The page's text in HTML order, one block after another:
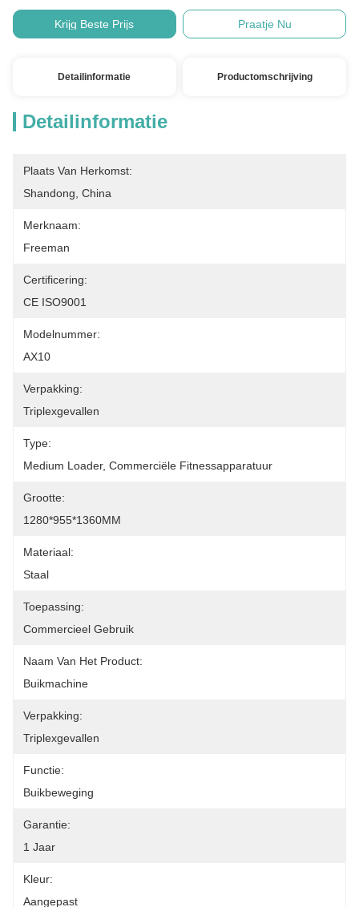
Krijg Beste Prijs Praatje Nu
Detailinformatie Productomschrijving
Detailinformatie
Plaats Van Herkomst:
Shandong, China
Merknaam:
Freeman
Certificering:
CE ISO9001
Modelnummer:
AX10
Verpakking:
Triplexgevallen
Type:
Medium Loader, Commerciële Fitnessapparatuur
Grootte:
1280*955*1360MM
Materiaal:
Staal
Toepassing:
Commercieel Gebruik
Naam Van Het Product:
Buikmachine
Verpakking:
Triplexgevallen
Functie:
Buikbeweging
Garantie:
1 Jaar
Kleur:
Aangepast